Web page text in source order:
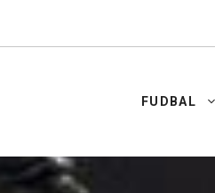
FUDBAL